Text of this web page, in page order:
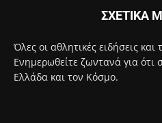
ΣΧΕΤΙΚΑ
Όλες οι αθλητικές ειδήσεις και
Ενημερωθείτε ζωντανά για ότι
Ελλάδα και τον Κόσμο.